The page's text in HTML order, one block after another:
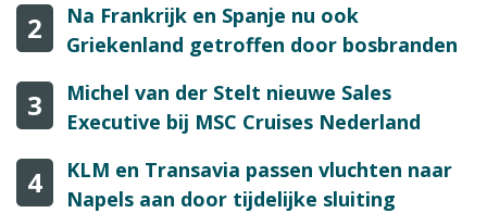
2
Na Frankrijk en Spanje nu ook
Griekenland getroffen door bosbranden
3
Michel van der Stelt nieuwe Sales
Executive bij MSC Cruises Nederland
4
KLM en Transavia passen vluchten naar
Napels aan door tijdelijke sluiting